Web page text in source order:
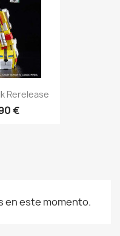
Rerelease
€
en este momento.